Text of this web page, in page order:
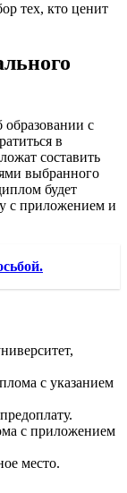
тех, кто ценит
с
в
составить
выбранного
будет
с приложением и
с указанием
с приложением
место.